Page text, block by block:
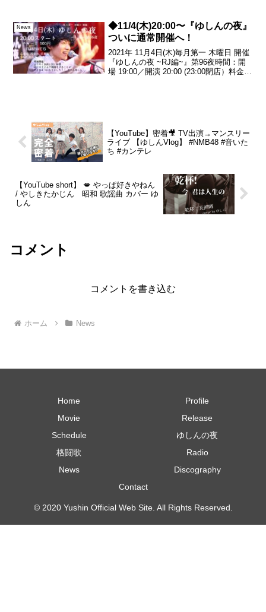
今後のスケジュール／／・7月19日(水...
News
◆11/4(木)20:00〜『ゆしんの夜』
ついに通常開催へ！
2021年 11月4日(木)毎月第一 木曜日 開催
『ゆしんの夜 ~RJ編~』第96夜時間：開
場 19:00／開演 20:00 (23:00閉店）料金：
【YouTube】密着🎥 TV出演→マンスリー
ライブ 【ゆしんVlog】 #NMB48 #音いた
ち #カンテレ
【YouTube short】 💋 やっぱ好きやねん
/ やしきたかじん 昭和 歌謡曲 カバー ゆ
しん
コメント
コメントを書き込む
ホーム News
Home
Profile
Movie
Release
Schedule
ゆしんの夜
格闘歌
Radio
News
Discography
Contact
© 2020 Yushin Official Web Site. All Rights Reserved.